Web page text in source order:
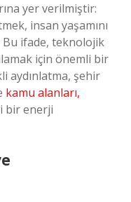
yer verilmiştir:
insan yaşamını
Bu ifade, teknolojik
için önemli bir
aydınlatma, şehir
kamu alanları,
bir enerji